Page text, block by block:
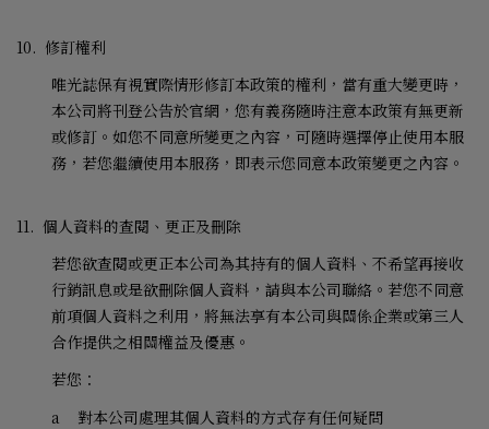
10. 修訂權利
唯光誌保有視實際情形修訂本政策的權利，當有重大變更時，
本公司將刊登公告於官網，您有義務隨時注意本政策有無更新
或修訂。如您不同意所變更之內容，可隨時選擇停止使用本服
務，若您繼續使用本服務，即表示您同意本政策變更之內容。
11. 個人資料的查閱、更正及刪除
若您欲查閱或更正本公司為其持有的個人資料、不希望再接收
行銷訊息或是欲刪除個人資料，請與本公司聯絡。若您不同意
前項個人資料之利用，將無法享有本公司與關係企業或第三人
合作提供之相關權益及優惠。
若您：
a
對本公司處理其個人資料的方式存有任何疑問